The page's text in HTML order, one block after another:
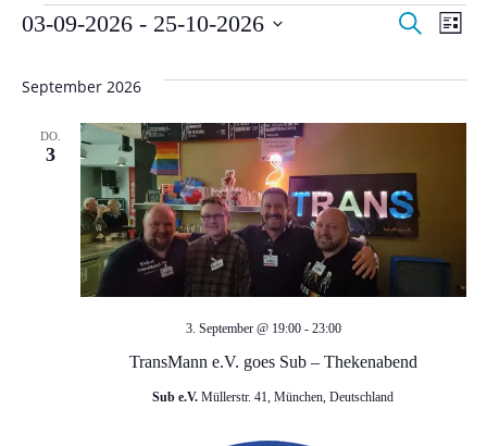
VeranstaltungenV
e
r
a
n
s
t
a
Suche
V
e
r
t
Liste
03-09-2026 - 25-10-2026
wählen.
September 2026
DO.
3
TransMann e.V. goes Sub – Thekenabend
3. September @ 19:00 - 23:00
e.V.
Sub
Sub e.V. Müllerstr. 41, München, Deutschland